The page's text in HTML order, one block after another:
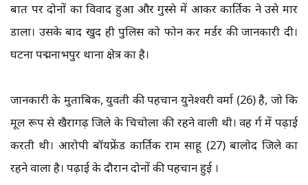
बात पर दोनों का विवाद हुआ और गुस्से में आकर कार्तिक ने उसे मार
डाला। उसके बाद खुद ही पुलिस को फोन कर मर्डर की जानकारी दी।
घटना पद्मनाभपुर थाना क्षेत्र का है।
जानकारी के मुताबिक, युवती की पहचान युनेश्वरी वर्मा (26) है, जो कि
मूल रूप से खैरागढ़ जिले के चिचोला की रहने वाली थी। वह दुर्ग में पढ़ाई
करती थी। आरोपी बॉयफ्रेंड कार्तिक राम साहू (27) बालोद जिले का
रहने वाला है। पढ़ाई के दौरान दोनों की पहचान हुई ।